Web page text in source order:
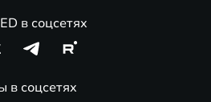
в соцсетях
в соцсетях